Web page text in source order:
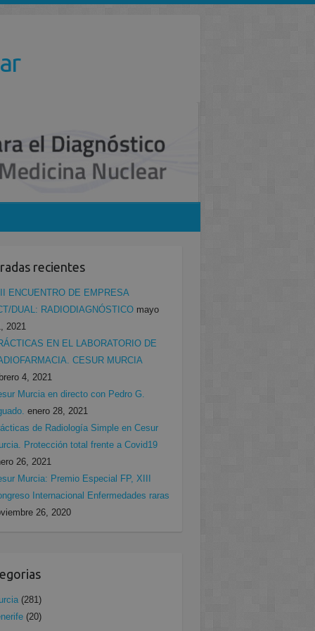
recientes
ENCUENTRO DE EMPRESA
DUAL: RADIODIAGNÓSTICO mayo
2021
EN EL LABORATORIO DE
CESUR MURCIA
4, 2021
Murcia en directo con Pedro G.
enero 28, 2021
de Radiología Simple en Cesur
Protección total frente a Covid19
26, 2021
Murcia: Premio Especial FP, XIII
Internacional Enfermedades raras
26, 2020
(281)
(20)